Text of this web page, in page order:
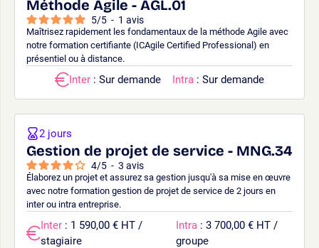
Méthode Agile - AGL.01
5/5 - 1 avis
Maîtrisez rapidement les fondamentaux de la méthode Agile avec
notre formation certifiante (ICAgile Certified Professional) en
présentiel ou à distance.
Inter : Sur demande Intra : Sur demande
Gestion de projet de service - MNG.34
4/5 - 3 avis
Élaborez un projet et assurez sa gestion jusqu'à sa mise en œuvre
avec notre formation gestion de projet de service de 2 jours en
inter ou intra entreprise.
2 jours
Inter : 1 590,00 € HT /
stagiaire
Intra : 3 700,00 € HT /
groupe